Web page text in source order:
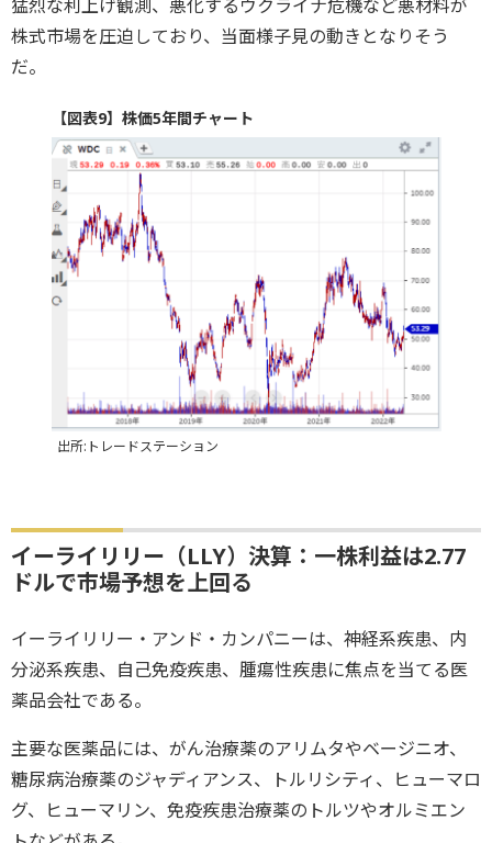
猛烈な利上げ観測、悪化するウクライナ危機など悪材料が
株式市場を圧迫しており、当面様子見の動きとなりそう
だ。
【図表9】株価5年間チャート
出所:トレードステーション
イーライリリー（LLY）決算：一株利益は2.77
ドルで市場予想を上回る
イーライリリー・アンド・カンパニーは、神経系疾患、内
分泌系疾患、自己免疫疾患、腫瘍性疾患に焦点を当てる医
薬品会社である。
主要な医薬品には、がん治療薬のアリムタやベージニオ、
糖尿病治療薬のジャディアンス、トルリシティ、ヒューマロ
グ、ヒューマリン、免疫疾患治療薬のトルツやオルミエン